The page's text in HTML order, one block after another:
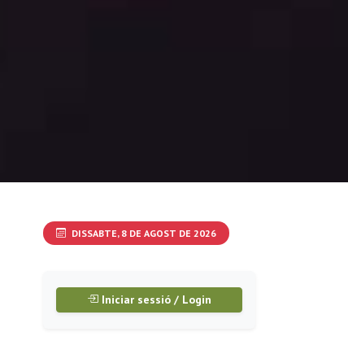
DISSABTE, 8 DE AGOST DE 2026
Iniciar sessió / Login